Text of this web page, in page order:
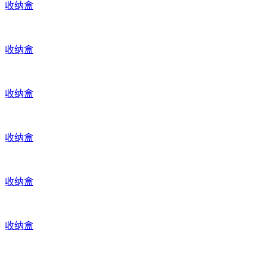
收纳盒
收纳盒
收纳盒
收纳盒
收纳盒
收纳盒